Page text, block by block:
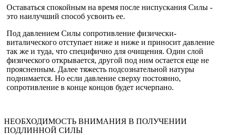
Оставаться спокойным на время после ниспускания Силы -
это наилучший способ усвоить ее.
Под давлением Силы сопротивление физически-
виталического отступает ниже и ниже и приносит давление
так же и туда, что специфично для очищения. Один слой
физического открывается, дру­гой под ним остается еще не
проясненным. Далее тяжесть подсозна­тельной натуры
поднимается. Но если давление сверху постоянно,
сопротивление в конце концов будет исчерпано.
НЕОБХОДИМОСТЬ ВНИМАНИЯ В ПОЛУЧЕНИИ
ПОДЛИННОЙ СИЛЫ